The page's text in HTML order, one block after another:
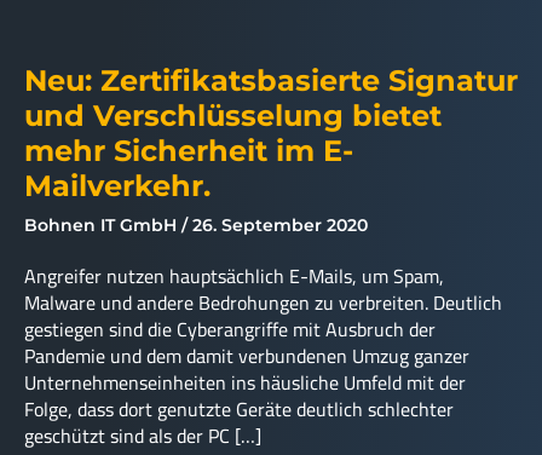
Neu: Zertifikatsbasierte Signatur
und Verschlüsselung bietet
mehr Sicherheit im E-
Mailverkehr.
Bohnen IT GmbH 26. September 2020
Angreifer nutzen hauptsächlich E-Mails, um Spam,
Malware und andere Bedrohungen zu verbreiten. Deutlich
gestiegen sind die Cyberangriffe mit Ausbruch der
Pandemie und dem damit verbundenen Umzug ganzer
Unternehmenseinheiten ins häusliche Umfeld mit der
Folge, dass dort genutzte Geräte deutlich schlechter
geschützt sind als der PC […]